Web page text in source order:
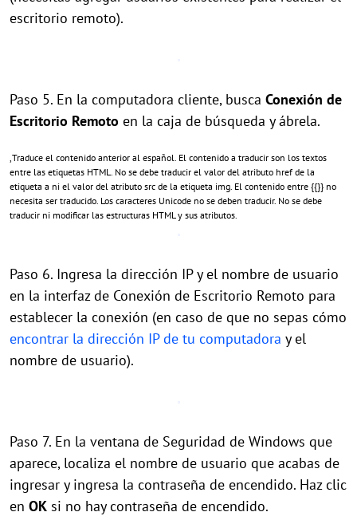
escritorio remoto).
Paso 5. En la computadora cliente, busca Conexión de
Escritorio Remoto en la caja de búsqueda y ábrela.
,Traduce el contenido anterior al español. El contenido a traducir son los textos
entre las etiquetas HTML. No se debe traducir el valor del atributo href de la
etiqueta a ni el valor del atributo src de la etiqueta img. El contenido entre {{}} no
necesita ser traducido. Los caracteres Unicode no se deben traducir. No se debe
traducir ni modificar las estructuras HTML y sus atributos.
Paso 6. Ingresa la dirección IP y el nombre de usuario
en la interfaz de Conexión de Escritorio Remoto para
establecer la conexión (en caso de que no sepas cómo
encontrar la dirección IP de tu computadora y el
nombre de usuario).
Paso 7. En la ventana de Seguridad de Windows que
aparece, localiza el nombre de usuario que acabas de
ingresar y ingresa la contraseña de encendido. Haz clic
en OK si no hay contraseña de encendido.